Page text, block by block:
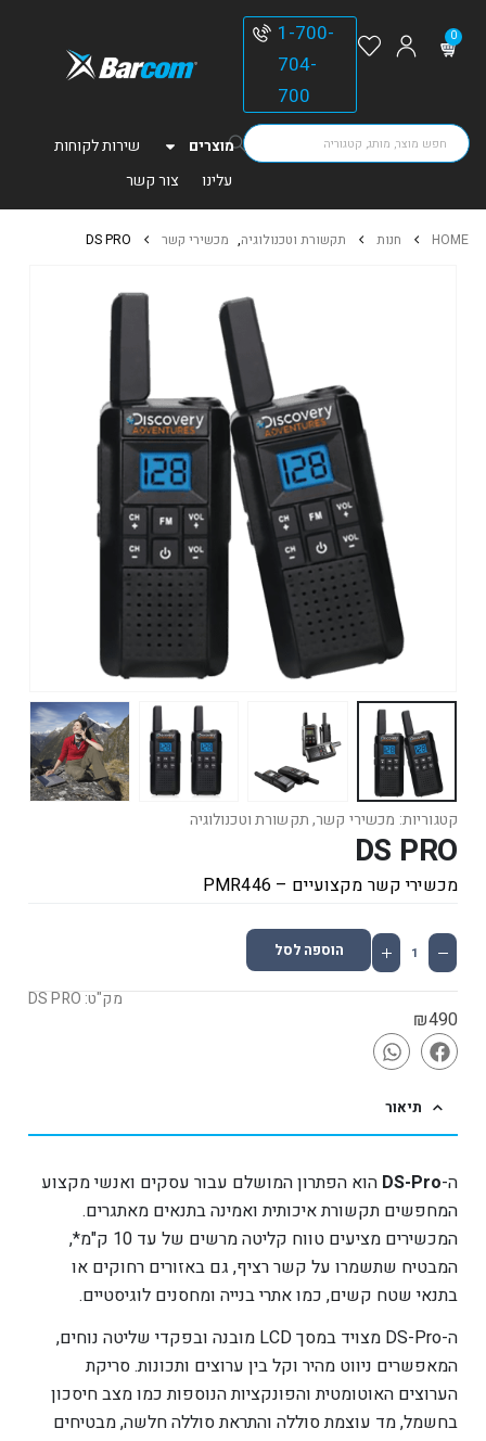
0
1-700-
704-
700
מוצרים
שירות לקוחות
עלינו
צור קשר
HOME חנות תקשורת וטכנולוגיה, מכשירי קשר DS PRO
קטגוריות: מכשירי קשר,תקשורת וטכנולוגיה
DS PRO
מכשירי קשר מקצועיים – PMR446
₪490
מק"ט: DS PRO
הוספה לסל
תיאור
ה-DS-Pro הוא הפתרון המושלם עבור עסקים ואנשי מקצוע
המחפשים תקשורת איכותית ואמינה בתנאים מאתגרים.
המכשירים מציעים טווח קליטה מרשים של עד 10 ק"מ*,
המבטיח שתשמרו על קשר רציף, גם באזורים רחוקים או
בתנאי שטח קשים, כמו אתרי בנייה ומחסנים לוגיסטיים.
ה-DS-Pro מצויד במסך LCD מובנה ובפקדי שליטה נוחים,
המאפשרים ניווט מהיר וקל בין ערוצים ותכונות. סריקת
הערוצים האוטומטית והפונקציות הנוספות כמו מצב חיסכון
בחשמל, מד עוצמת סוללה והתראת סוללה חלשה, מבטיחים